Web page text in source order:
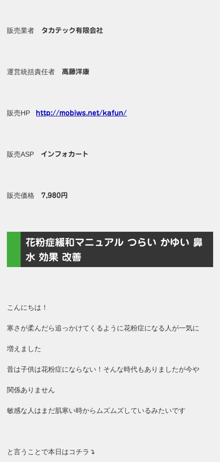
販売業者 タカテック有限会社
運営統括責任者高藤洋康
販売HP http://mobiws.net/kafun/
販売ASP インフォカート
販売価格7,980円
花粉症緩和マニュアル つらい かゆい 鼻
水 効果 改善
こんにちは！
寒さが柔んだら追っかけてくるように花粉症になる人が一気に
増えました
昔は子供は花粉症にならない！そんな時代もありましたが今や
関係ありません
敏感な人はまだ肌寒い時からムズムズしているみたいです
と言うことで本日はコチラ↴